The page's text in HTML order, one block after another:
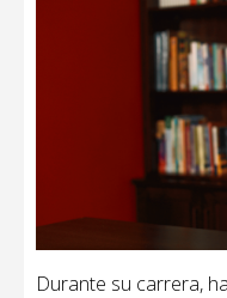
Durante su carrera,